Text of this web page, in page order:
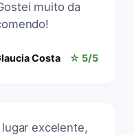
muito da
Costa ☆ 5/5
excelente,